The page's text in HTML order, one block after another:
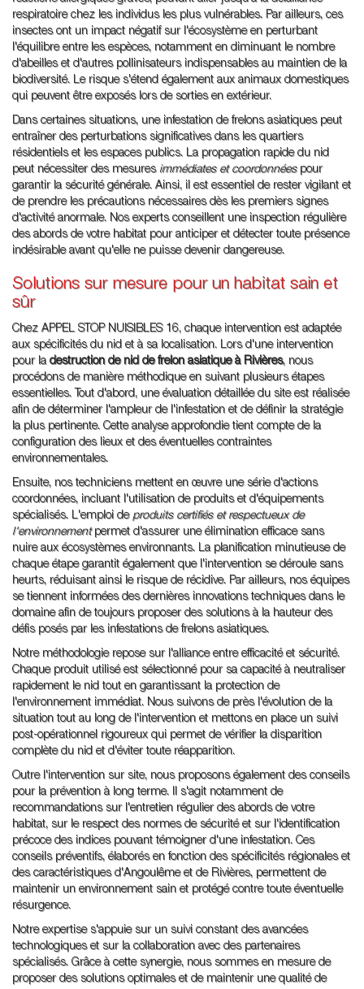
respiratoire chez les individus les plus vulnérables. Par ailleurs, ces
insectes ont un impact négatif sur l'écosystème en perturbant
l'équilibre entre les espèces, notamment en diminuant le nombre
d'abeilles et d'autres pollinisateurs indispensables au maintien de la
biodiversité. Le risque s'étend également aux animaux domestiques
qui peuvent être exposés lors de sorties en extérieur.
Dans certaines situations, une infestation de frelons asiatiques peut
entraîner des perturbations significatives dans les quartiers
résidentiels et les espaces publics. La propagation rapide du nid
peut nécessiter des mesures immédiates et coordonnéespour
garantir la sécurité générale. Ainsi, il est essentiel de rester vigilant et
de prendre les précautions nécessaires dès les premiers signes
d'activité anormale. Nos experts conseillent une inspection régulière
des abords de votre habitat pour anticiper et détecter toute présence
indésirable avant qu'elle ne puisse devenir dangereuse.
Solutions sur mesure pour un habitat sain et
sûr
Chez APPEL STOP NUISIBLES 16, chaque intervention est adaptée
aux spécificités du nid et à sa localisation. Lors d'une intervention
pour la destruction de nid de frelon asiatique à Rivières, nous
procédons de manière méthodique en suivant plusieurs étapes
essentielles. Tout d'abord, une évaluation détaillée du site est réalisée
afin de déterminer l'ampleur de l'infestation et de définir la stratégie
la plus pertinente. Cette analyse approfondie tient compte de la
configuration des lieux et des éventuelles contraintes
environnementales.
Ensuite, nos techniciens mettent en œuvre une série d'actions
coordonnées, incluant l'utilisation de produits et d'équipements
spécialisés. L'emploi de produits certifiés et respectueux de
l'environnementpermet d'assurer une élimination efficace sans
nuire aux écosystèmes environnants. La planification minutieuse de
chaque étape garantit également que l'intervention se déroule sans
heurts, réduisant ainsi le risque de récidive. Par ailleurs, nos équipes
se tiennent informées des dernières innovations techniques dans le
domaine afin de toujours proposer des solutions à la hauteur des
défis posés par les infestations de frelons asiatiques.
Notre méthodologie repose sur l'alliance entre efficacité et sécurité.
Chaque produit utilisé est sélectionné pour sa capacité à neutraliser
rapidement le nid tout en garantissant la protection de
l'environnement immédiat. Nous suivons de près l'évolution de la
situation tout au long de l'intervention et mettons en place un suivi
post-opérationnel rigoureux qui permet de vérifier la disparition
complète du nid et d'éviter toute réapparition.
Outre l'intervention sur site, nous proposons également des conseils
pour la prévention à long terme. Il s'agit notamment de
recommandations sur l'entretien régulier des abords de votre
habitat, sur le respect des normes de sécurité et sur l'identification
précoce des indices pouvant témoigner d'une infestation. Ces
conseils préventifs, élaborés en fonction des spécificités régionales et
des caractéristiques d'Angoulême et de Rivières, permettent de
maintenir un environnement sain et protégé contre toute éventuelle
résurgence.
Notre expertise s'appuie sur un suivi constant des avancées
technologiques et sur la collaboration avec des partenaires
spécialisés. Grâce à cette synergie, nous sommes en mesure de
proposer des solutions optimales et de maintenir une qualité de